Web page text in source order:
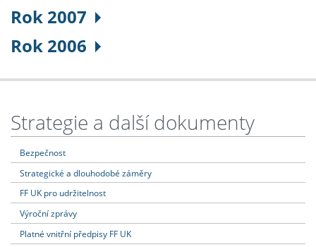
Rok 2007
Rok 2006
Strategie a další dokumenty
Bezpečnost
Strategické a dlouhodobé záměry
FF UK pro udržitelnost
Výroční zprávy
Platné vnitřní předpisy FF UK